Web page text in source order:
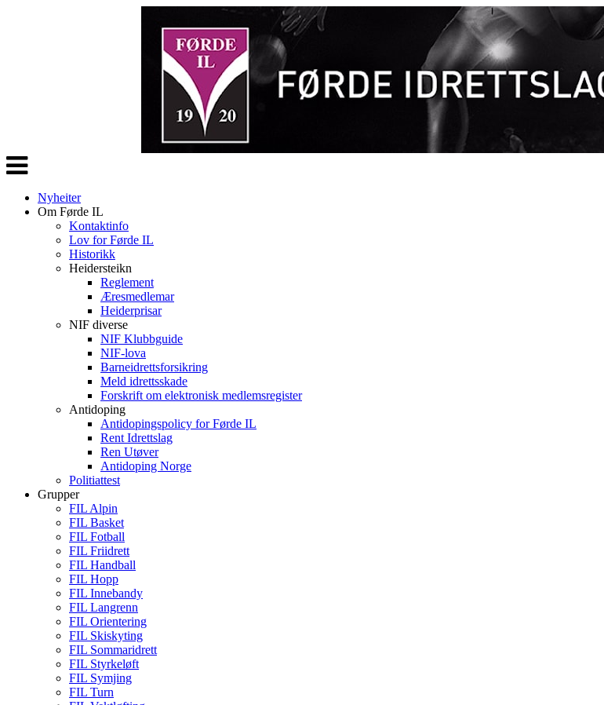
Veksle
navigasjon
Nyheiter
Om Førde IL
Kontaktinfo
Lov for Førde IL
Historikk
Heidersteikn
Reglement
Æresmedlemar
Heiderprisar
NIF diverse
NIF Klubbguide
NIF-lova
Barneidrettsforsikring
Meld idrettsskade
Forskrift om elektronisk medlemsregister
Antidoping
Antidopingspolicy for Førde IL
Rent Idrettslag
Ren Utøver
Antidoping Norge
Politiattest
Grupper
FIL Alpin
FIL Basket
FIL Fotball
FIL Friidrett
FIL Handball
FIL Hopp
FIL Innebandy
FIL Langrenn
FIL Orientering
FIL Skiskyting
FIL Sommaridrett
FIL Styrkeløft
FIL Symjing
FIL Turn